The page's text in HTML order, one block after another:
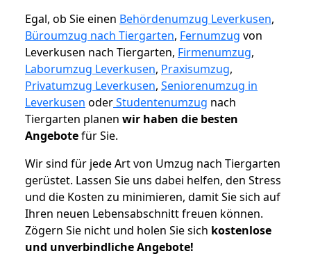
Egal, ob Sie einen Behördenumzug Leverkusen,
Büroumzug nach Tiergarten, Fernumzug von
Leverkusen nach Tiergarten, Firmenumzug,
Laborumzug Leverkusen, Praxisumzug,
Privatumzug Leverkusen, Seniorenumzug in
Leverkusen oderStudentenumzug nach
Tiergarten planen wir haben die besten
Angebotefür Sie.
Wir sind für jede Art von Umzug nach Tiergarten
gerüstet. Lassen Sie uns dabei helfen, den Stress
und die Kosten zu minimieren, damit Sie sich auf
Ihren neuen Lebensabschnitt freuen können.
Zögern Sie nicht und holen Sie sich kostenlose
und unverbindliche Angebote!